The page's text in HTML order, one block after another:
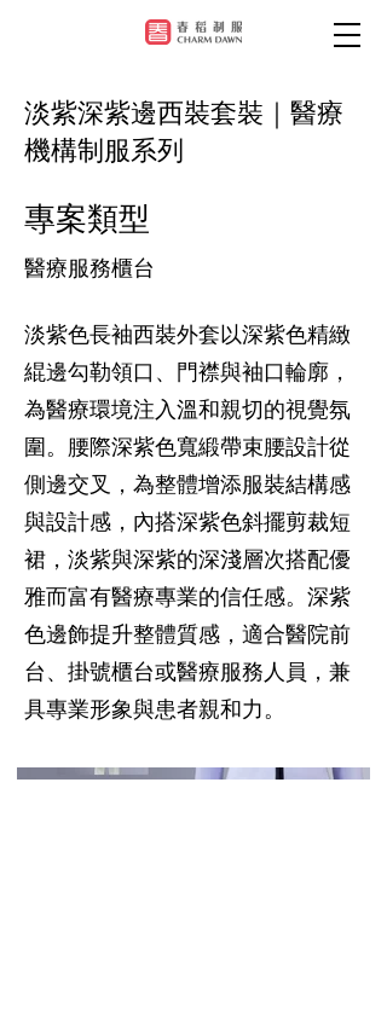
淡紫深紫邊西裝套裝｜醫療
機構制服系列
專案類型
醫療服務櫃台
淡紫色長袖西裝外套以深紫色精緻
緄邊勾勒領口、門襟與袖口輪廓，
為醫療環境注入溫和親切的視覺氛
圍。腰際深紫色寬緞帶束腰設計從
側邊交叉，為整體增添服裝結構感
與設計感，內搭深紫色斜擺剪裁短
裙，淡紫與深紫的深淺層次搭配優
雅而富有醫療專業的信任感。深紫
色邊飾提升整體質感，適合醫院前
台、掛號櫃台或醫療服務人員，兼
具專業形象與患者親和力。